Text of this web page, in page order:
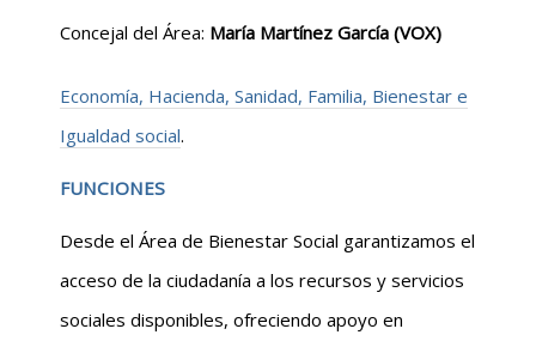
Concejal del Área: María Martínez García (VOX)
Economía, Hacienda, Sanidad, Familia, Bienestar e
Igualdad social.
FUNCIONES
Desde el Área de Bienestar Social garantizamos el
acceso de la ciudadanía a los recursos y servicios
sociales disponibles, ofreciendo apoyo en